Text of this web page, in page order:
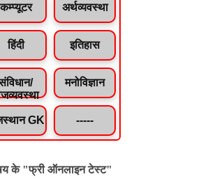
कम्प्यूटर अर्थव्यवस्था
हिंदी इतिहास
मनोविज्ञान
GK -----
के "फ्री ऑनलाइन टेस्ट"